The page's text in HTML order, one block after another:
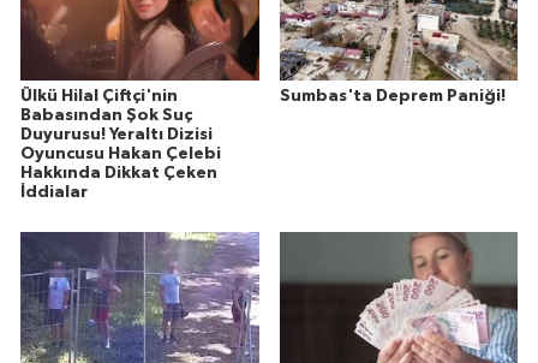
Ülkü Hilal Çiftçi'nin
Babasından Şok Suç
Duyurusu! Yeraltı Dizisi
Oyuncusu Hakan Çelebi
Hakkında Dikkat Çeken
İddialar
Sumbas'ta Deprem Paniği!